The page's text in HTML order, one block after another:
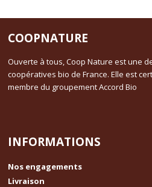
COOPNATURE
Ouverte à tous, Coop Nature est une
coopératives bio de France. Elle est
membre du groupement Accord Bio
INFORMATIONS
Nos engagements
Livraison